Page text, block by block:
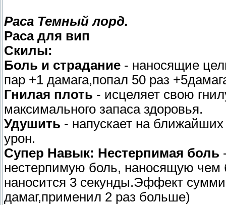
Раса Темный лорд.
Раса для вип
Скилы:
Боль и страдание - наносящие
пар +1 дамага,попал 50 раз
Гнилая плоть - исцеляет свою
максимального запаса здоровья.
Удушить - напускает на
урон.
Супер Навык: Нестерпимая боль
нестерпимую боль, наносящую
наносится 3 секунды.Эффект
дамаг,применил 2 раз больше)